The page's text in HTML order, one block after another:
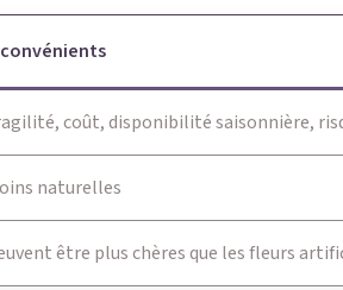
coût, disponibilité saisonnière,
naturelles
être plus chères que les fleurs